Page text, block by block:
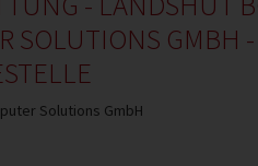
SOLUTIONS GMBH
Solutions GmbH